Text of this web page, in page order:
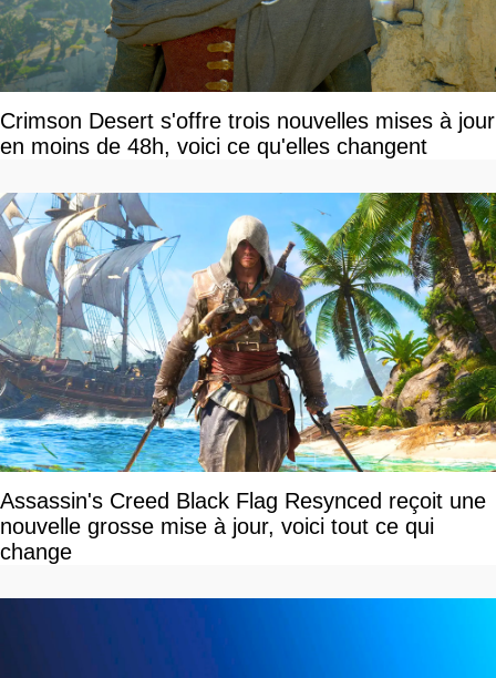
Crimson Desert s'offre trois nouvelles mises à jour
en moins de 48h, voici ce qu'elles changent
Assassin's Creed Black Flag Resynced reçoit une
nouvelle grosse mise à jour, voici tout ce qui
change